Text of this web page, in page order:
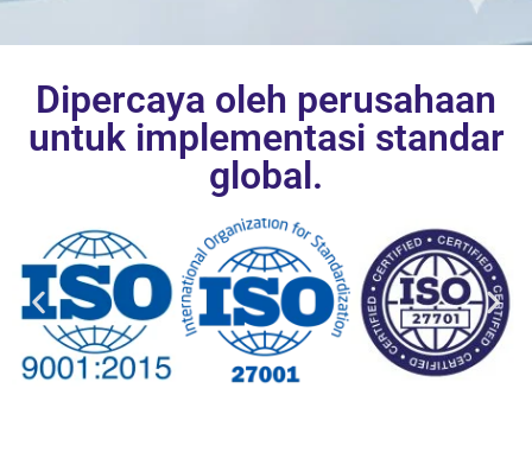
Dipercaya oleh perusahaan
untuk implementasi standar
global.